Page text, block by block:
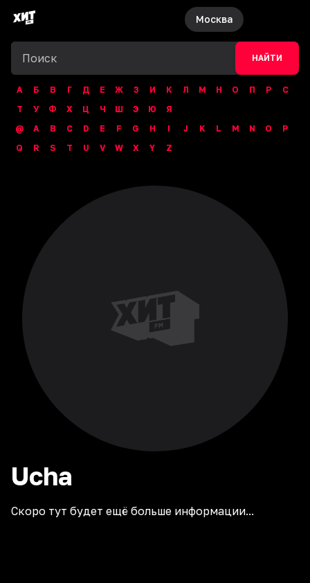
Москва
НАЙТИ
А Б В Г Д Е Ж З И К Л М Н О П Р
С
Т
У Ф Х Ц Ч Ш Э Ю
Я
@
A B C D E F G H I J K L M N O
P
Q
R S T U V W X Y Z
Ucha
Скоро тут будет ещё больше информации...